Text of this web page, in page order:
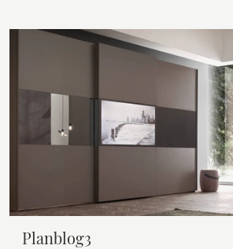
Planblog3